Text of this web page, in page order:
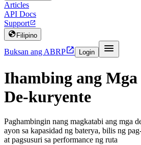
Articles
API Docs
Support
 Filipino
Buksan ang ABRP Login 
Ihambing ang Mga
De-kuryente
Paghambingin nang magkatabi ang mga
ayon sa kapasidad ng baterya, bilis ng
at pagsusuri sa performance ng ruta